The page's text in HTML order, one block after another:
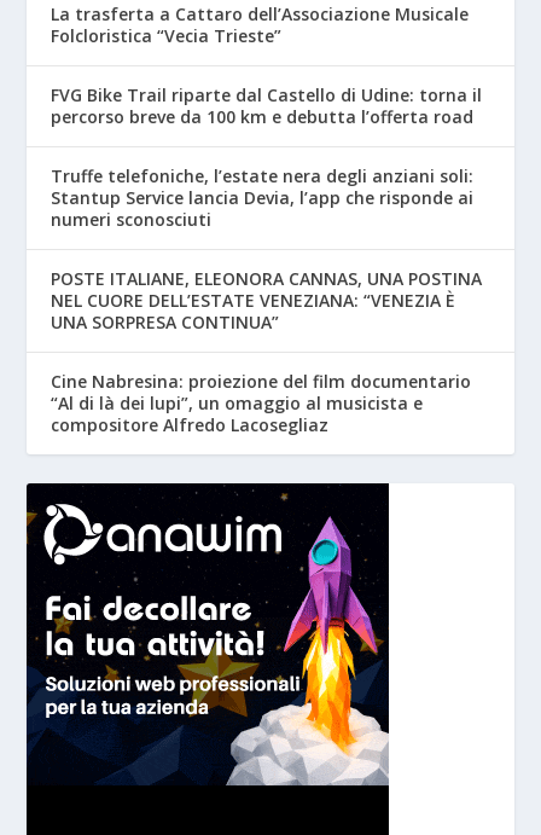
La trasferta a Cattaro dell’Associazione Musicale
Folcloristica “Vecia Trieste”
FVG Bike Trail riparte dal Castello di Udine: torna il
percorso breve da 100 km e debutta l’offerta road
Truffe telefoniche, l’estate nera degli anziani soli:
Stantup Service lancia Devia, l’app che risponde ai
numeri sconosciuti
POSTE ITALIANE, ELEONORA CANNAS, UNA POSTINA
NEL CUORE DELL’ESTATE VENEZIANA: “VENEZIA È
UNA SORPRESA CONTINUA”
Cine Nabresina: proiezione del film documentario
“Al di là dei lupi”, un omaggio al musicista e
compositore Alfredo Lacosegliaz